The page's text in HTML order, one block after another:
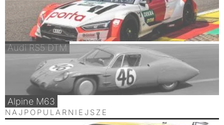
Audi RS5 DTM
Alpine M63
NAJPOPULARNIEJSZE